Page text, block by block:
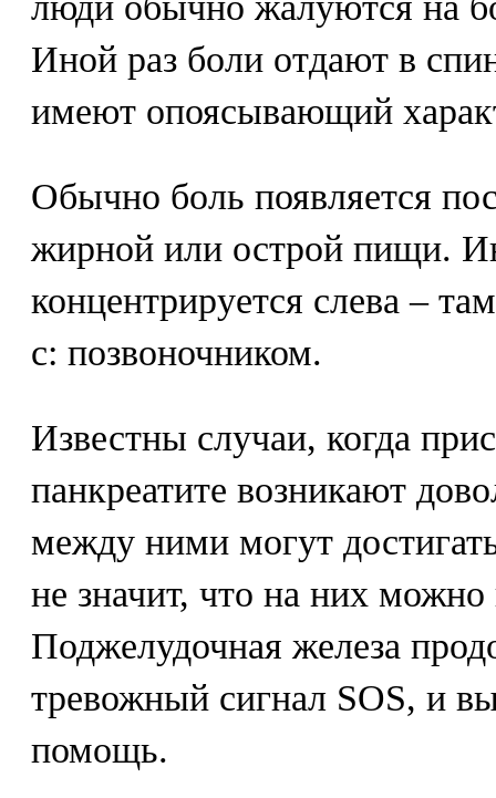
Иной раз боли отдают в
имеют опоясывающий
Обычно боль появляется
жирной или острой пищи.
концентрируется слева –
с: позвоночником.
Известны случаи, когда
панкреатите возникают
между ними могут
не значит, что на них
Поджелудочная железа
тревожный сигнал SOS, и
помощь.